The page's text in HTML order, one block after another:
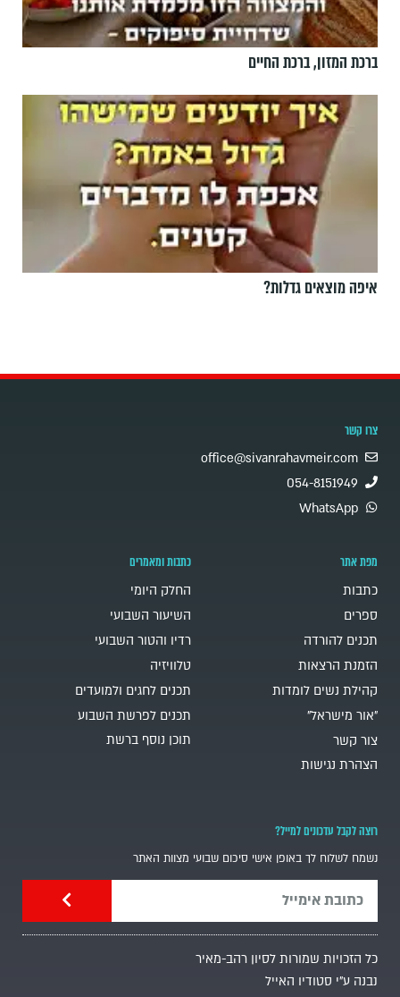
ברכת המזון, ברכת החיים
איפה מוצאים גדלות?
צרו קשר
office@sivanrahavmeir.com
054-8151949
WhatsApp
מפת אתר
כתבות
ספרים
תכנים להורדה
הזמנת הרצאות
קהילת נשים לומדות
"אור מישראל"
צור קשר
הצהרת נגישות
כתבות ומאמרים
החלק היומי
השיעור השבועי
רדיו והטור השבועי
טלוויזיה
תכנים לחגים ולמועדים
תכנים לפרשת השבוע
תוכן נוסף ברשת
רוצה לקבל עדכונים למייל?
נשמח לשלוח לך באופן אישי סיכום שבועי מצוות האתר
כל הזכויות שמורות לסיון רהב-מאיר
נבנה ע"י סטודיו האייל